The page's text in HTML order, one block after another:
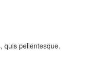
quis pellentesque.